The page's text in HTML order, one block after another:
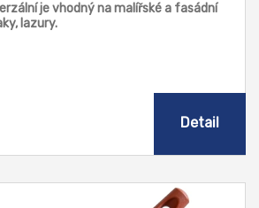
je vhodný na malířské a fasádní
lazury.
Detail